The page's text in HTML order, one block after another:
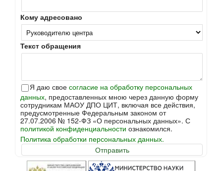
Кому адресовано
Текст обращения
Я даю свое согласие на обработку персональных
данных, предоставленных мною через данную форму
сотрудникам МАОУ ДПО ЦИТ, включая все действия,
предусмотренные Федеральным законом от
27.07.2006 № 152-ФЗ «О персональных данных». С
политикой конфиденциальности ознакомился.
Политика обработки персональных данных.